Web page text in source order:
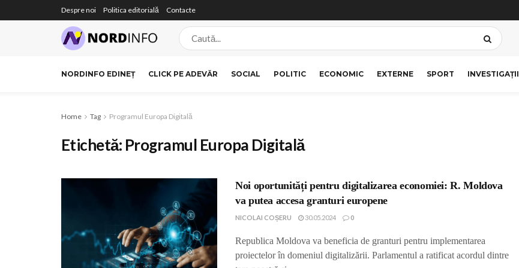
Despre noi Politica editorială Contacte
NORDINFO EDINEȚ CLICK PE ADEVĂR SOCIAL POLITIC ECONOMIC EXTERNE SPORT INVESTIGAȚII
Home Tag Programul Europa Digitală
Etichetă: Programul Europa Digitală
Noi oportunități pentru digitalizarea economiei: R. Moldova
va putea accesa granturi europene
NICOLAI COȘERU 30.05.2024 0
Republica Moldova va beneficia de granturi pentru implementarea
proiectelor în domeniul digitalizării. Parlamentul a ratificat acordul dintre